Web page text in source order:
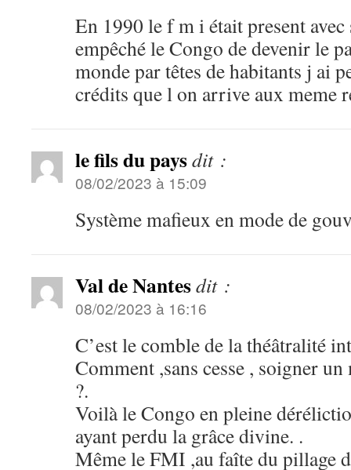
En 1990 le f m i était present avec
empêché le Congo de devenir le
monde par têtes de habitants j ai
crédits que l on arrive aux meme
le fils du paysdit :
08/02/2023 à 15:09
Système mafieux en mode de
Val de Nantesdit :
08/02/2023 à 16:16
C’est le comble de la théâtralité
Comment ,sans cesse , soigner
?.
Voilà le Congo en pleine
ayant perdu la grâce divine. .
Même le FMI ,au faîte du pillage